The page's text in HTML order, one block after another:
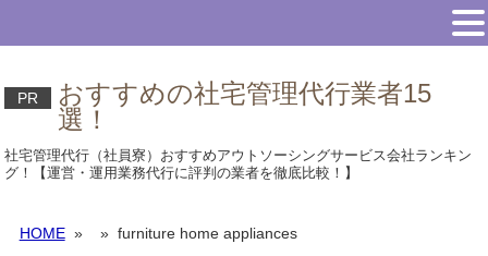
PR
おすすめの社宅管理代行業者15
選！
社宅管理代行（社員寮）おすすめアウトソーシングサービス会社ランキン
グ！【運営・運用業務代行に評判の業者を徹底比較！】
HOME» » furniture home appliances